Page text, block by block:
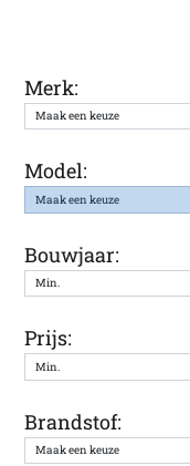
Merk:
Model:
Bouwjaar:
Prijs:
Brandstof: